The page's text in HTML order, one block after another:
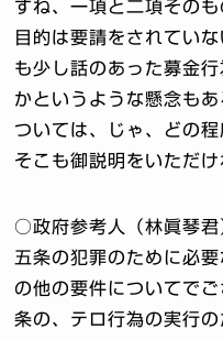
すね、一項と二項その
目的は要請をされてい
も少し話のあった募金
かというような懸念も
ついては、じゃ、どの
そこも御説明をいただけ
○政府参考人（林眞琴君
五条の犯罪のために必
の他の要件についてで
条の、テロ行為の実行